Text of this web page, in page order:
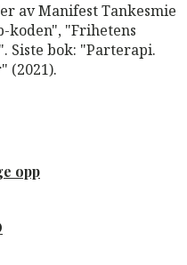
av Manifest Tankesmie
koden", "Frihetens
Siste bok: "Parterapi.
(2021).
opp